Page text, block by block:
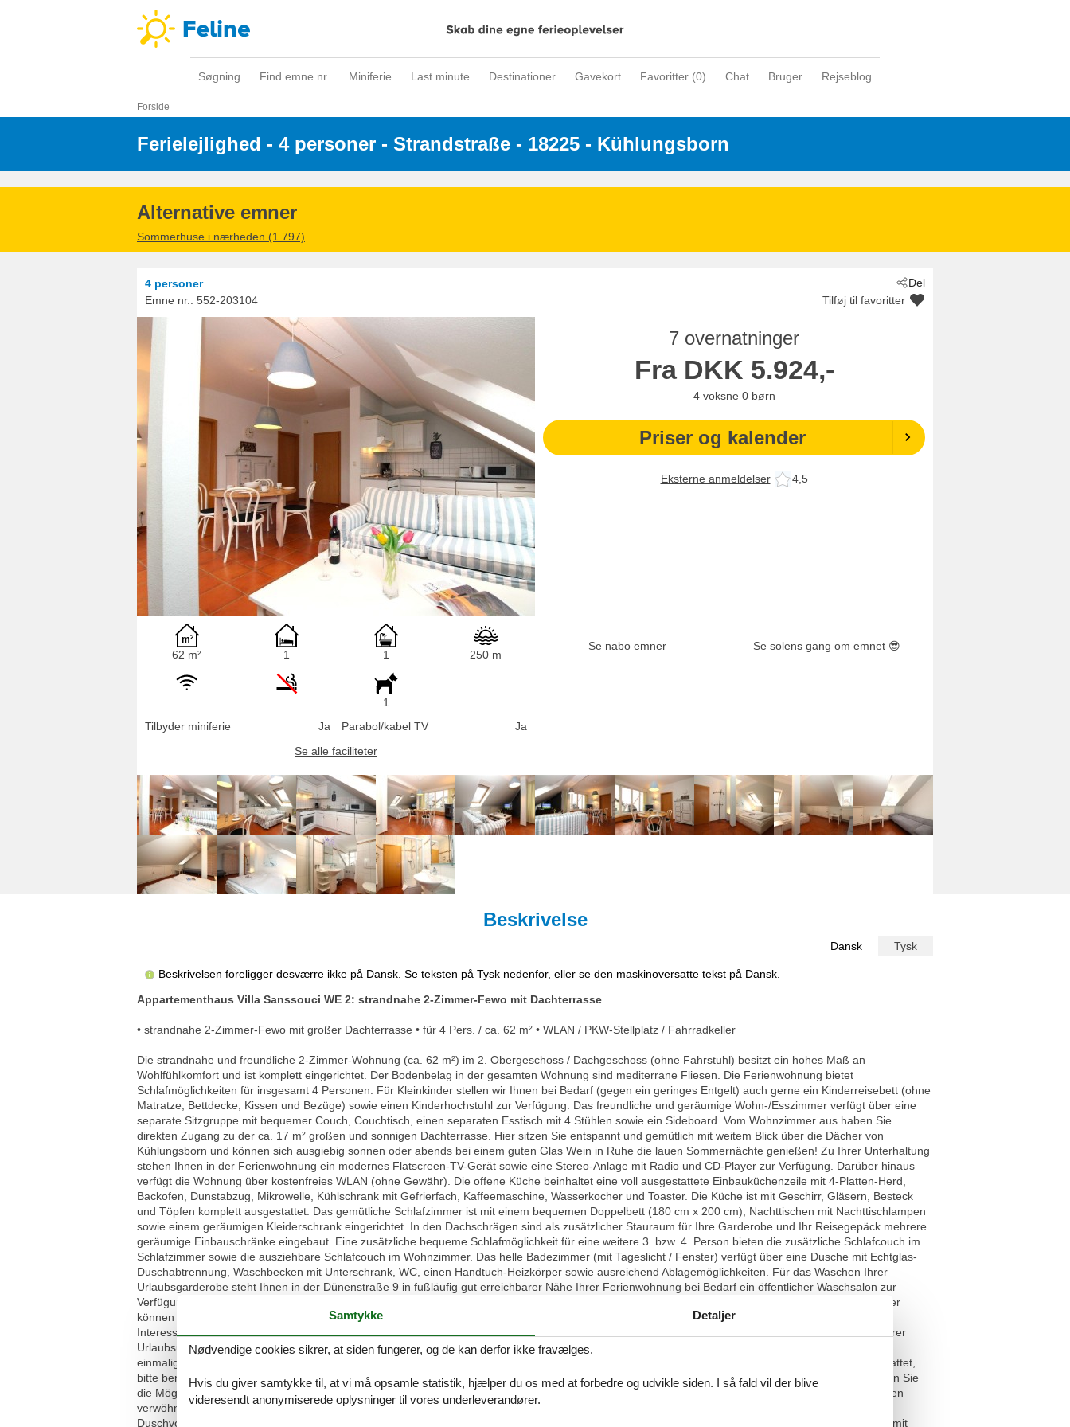
Søgning Find emne nr. Miniferie Last minute Destinationer Gavekort Favoritter (0) Chat Bruger Rejseblog
Forside
Ferielejlighed - 4 personer - Strandstraße - 18225 - Kühlungsborn
Alternative emner
Sommerhuse i nærheden (1.797)
Del
4 personer
Emne nr.: 552-203104 Tilføj til favoritter
7 overnatninger
Fra DKK 5.924,-
4 voksne 0 børn
Priser og kalender
Eksterne anmeldelser 4,5
62 m² 1 1 250 m
1
Tilbyder miniferie
Ja Parabol/kabel TV
Ja
Se alle faciliteter
Se nabo emner Se solens gang om emnet 😎
Beskrivelse
Dansk Tysk
Beskrivelsen foreligger desværre ikke på Dansk. Se teksten på Tysk nedenfor, eller se den maskinoversatte tekst på Dansk
Appartementhaus Villa Sanssouci WE 2: strandnahe 2-Zimmer-Fewo mit Dachterrasse
• strandnahe 2-Zimmer-Fewo mit großer Dachterrasse • für 4 Pers. / ca. 62 m² • WLAN / PKW-Stellplatz / Fahrradkeller
Die strandnahe und freundliche 2-Zimmer-Wohnung (ca. 62 m²) im 2. Obergeschoss / Dachgeschoss (ohne Fahrstuhl) besitzt ein hohes Maß an
Wohlfühlkomfort und ist komplett eingerichtet. Der Bodenbelag in der gesamten Wohnung sind mediterrane Fliesen. Die Ferienwohnung bietet
Schlafmöglichkeiten für insgesamt 4 Personen. Für Kleinkinder stellen wir Ihnen bei Bedarf (gegen ein geringes Entgelt) auch gerne ein Kinderreisebett (ohne
Matratze, Bettdecke, Kissen und Bezüge) sowie einen Kinderhochstuhl zur Verfügung. Das freundliche und geräumige Wohn-/Esszimmer verfügt über eine
separate Sitzgruppe mit bequemer Couch, Couchtisch, einen separaten Esstisch mit 4 Stühlen sowie ein Sideboard. Vom Wohnzimmer aus haben Sie
direkten Zugang zu der ca. 17 m² großen und sonnigen Dachterrasse. Hier sitzen Sie entspannt und gemütlich mit weitem Blick über die Dächer von
Kühlungsborn und können sich ausgiebig sonnen oder abends bei einem guten Glas Wein in Ruhe die lauen Sommernächte genießen! Zu Ihrer Unterhaltung
stehen Ihnen in der Ferienwohnung ein modernes Flatscreen-TV-Gerät sowie eine Stereo-Anlage mit Radio und CD-Player zur Verfügung. Darüber hinaus
verfügt die Wohnung über kostenfreies WLAN (ohne Gewähr). Die offene Küche beinhaltet eine voll ausgestattete Einbauküchenzeile mit 4-Platten-Herd,
Backofen, Dunstabzug, Mikrowelle, Kühlschrank mit Gefrierfach, Kaffeemaschine, Wasserkocher und Toaster. Die Küche ist mit Geschirr, Gläsern, Besteck
und Töpfen komplett ausgestattet. Das gemütliche Schlafzimmer ist mit einem bequemen Doppelbett (180 cm x 200 cm), Nachttischen mit Nachttischlampen
sowie einem geräumigen Kleiderschrank eingerichtet. In den Dachschrägen sind als zusätzlicher Stauraum für Ihre Garderobe und Ihr Reisegepäck mehrere
geräumige Einbauschränke eingebaut. Eine zusätzliche bequeme Schlafmöglichkeit für eine weitere 3. bzw. 4. Person bieten die zusätzliche Schlafcouch im
Schlafzimmer sowie die ausziehbare Schlafcouch im Wohnzimmer. Das helle Badezimmer (mit Tageslicht / Fenster) verfügt über eine Dusche mit Echtglas-
Duschabtrennung, Waschbecken mit Unterschrank, WC, einen Handtuch-Heizkörper sowie ausreichend Ablagemöglichkeiten. Für das Waschen Ihrer
Urlaubsgarderobe steht Ihnen in der Dünenstraße 9 in fußläufig gut erreichbarer Nähe Ihrer Ferienwohnung bei Bedarf ein öffentlicher Waschsalon zur
Verfügung. Ihr Auto können Sie kostenfrei auf dem zu Ihrer Wohnung gehörenden PKW-Stellplatz direkt rechts neben dem Haus parken, Ihre Fahrräder
können in einem separaten Fahrradraum der Wohnanlage untergestellt werden. Sofern Sie keine eigenen Fahrräder mitbringen, können Sie diese bei
Interesse bei einem Fahrradverleih in unmittelbarer Nähe Ihrer Wohnanlage mieten. Auf Wunsch werden Ihnen die Fahrräder auch gerne direkt zur Ihrer
Urlaubsunterkunft geliefert. Das Mitbringen eines Hundes ist auf Anfrage möglich – für den diesbezüglich erhöhten Reinigungs-Mehraufwand wird ein
einmaliger moderater Preiszuschlag erhoben (siehe Preise). Das Rauchen ist im Interesse unserer nichtrauchenden Gäste in der Wohnung nicht gestattet,
bitte benutzen Sie hierfür die Dachterrasse. Vielen Dank für Ihr Verständnis! In mehreren in unmittelbarer Nähe liegenden Cafes und Gaststätten haben Sie
die Möglichkeit, lecker zu frühstücken oder sich am Abend mit geschmackvollen Gerichten, ausgewählten Weinen oder besonderen Cocktailspezialitäten
verwöhnen zu lassen. Ein Wäschepaket (komplette Bettwäsche – die Betten werden bereits bezogen, ein großes Duschtuch, zwei Handtücher, ein
Duschvorleger und ein Geschirrtuch) kann kostenpflichtig als Erstausstattung dazu gebucht werden. Der Wohnungspreis bezieht sich auf die Nutzung mit
Samtykke Detaljer
Nødvendige cookies sikrer, at siden fungerer, og de kan derfor ikke fravælges.
Hvis du giver samtykke til, at vi må opsamle statistik, hjælper du os med at forbedre og udvikle siden. I så fald vil der blive
videresendt anonymiserede oplysninger til vores underleverandører.